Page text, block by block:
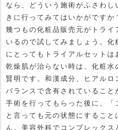
なら、どういう施術がふさわし
きに行ってみてはいかがですか
幾つもの化粧品販売元がトライ
いるので試してみましょう。化
にとってもトライアルセットは
乾燥肌が治らない時は、化粧水
賢明です。和漢成分、ヒアル
バランスで含有されていること
手術を行ってもらった後に、「
と言っても元の状態にするこ
ん。美容外科でコンプレック